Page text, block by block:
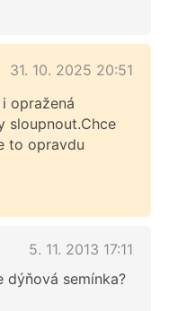
31. 10. 2025 20:51
opražená
sloupnout.Chce
to opravdu
5. 11. 2013 17:11
dýňová semínka?